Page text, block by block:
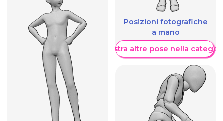
Posizioni fotografiche
a mano
Mostra altre pose nella